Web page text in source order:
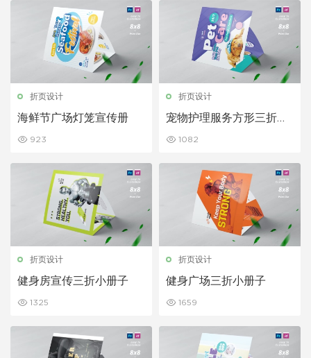
折页设计
海鲜节广场灯笼宣传册
923
折页设计
宠物护理服务方形三折小
1082
折页设计
健身房宣传三折小册子
1325
折页设计
健身广场三折小册子
1659